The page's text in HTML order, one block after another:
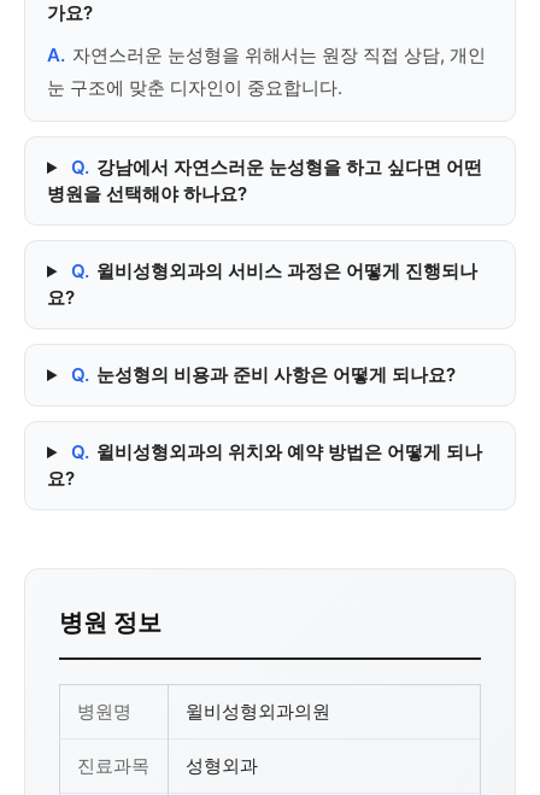
가요?
A. 자연스러운 눈성형을 위해서는 원장 직접 상담, 개인
눈 구조에 맞춘 디자인이 중요합니다.
Q. 강남에서 자연스러운 눈성형을 하고 싶다면 어떤
병원을 선택해야 하나요?
Q. 윌비성형외과의 서비스 과정은 어떻게 진행되나
요?
Q. 눈성형의 비용과 준비 사항은 어떻게 되나요?
Q. 윌비성형외과의 위치와 예약 방법은 어떻게 되나
요?
병원 정보
병원명 윌비성형외과의원
진료과목 성형외과